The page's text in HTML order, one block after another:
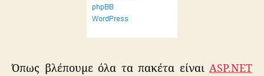
Όπως βλέπουμε όλα τα πακέτα είναι ASP.NET